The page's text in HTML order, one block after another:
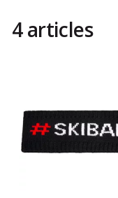
4 articles